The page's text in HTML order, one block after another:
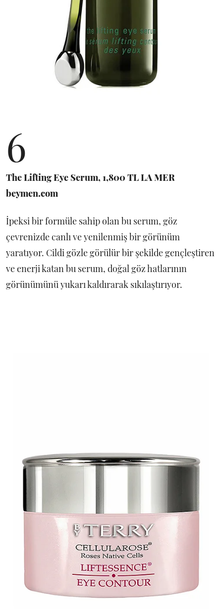
6
The Lifting Eye Serum, 1,800 TL LA MER
beymen.com
İpeksi bir formüle sahip olan bu serum, göz
çevrenizde canlı ve yenilenmiş bir görünüm
yaratıyor. Cildi gözle görülür bir şekilde gençleştiren
ve enerji katan bu serum, doğal göz hatlarının
görünümünü yukarı kaldırarak sıkılaştırıyor.